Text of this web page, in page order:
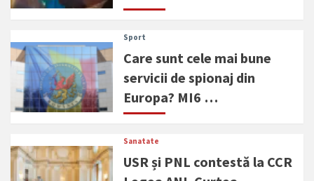
Sport
Care sunt cele mai bune
servicii de spionaj din
Europa? MI6 …
Sanatate
USR și PNL contestă la CCR